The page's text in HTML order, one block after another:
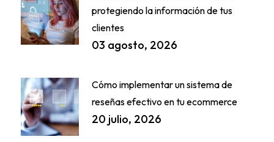
protegiendo la información de tus
clientes
03 agosto, 2026
Cómo implementar un sistema de
reseñas efectivo en tu ecommerce
20 julio, 2026